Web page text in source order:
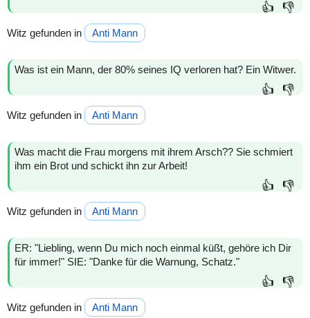
👍 👎
Witz gefunden in Anti Mann
Was ist ein Mann, der 80% seines IQ verloren hat? Ein Witwer.
👍 👎
Witz gefunden in Anti Mann
Was macht die Frau morgens mit ihrem Arsch?? Sie schmiert
ihm ein Brot und schickt ihn zur Arbeit!
👍 👎
Witz gefunden in Anti Mann
ER: "Liebling, wenn Du mich noch einmal küßt, gehöre ich Dir
für immer!" SIE: "Danke für die Warnung, Schatz."
👍 👎
Witz gefunden in Anti Mann